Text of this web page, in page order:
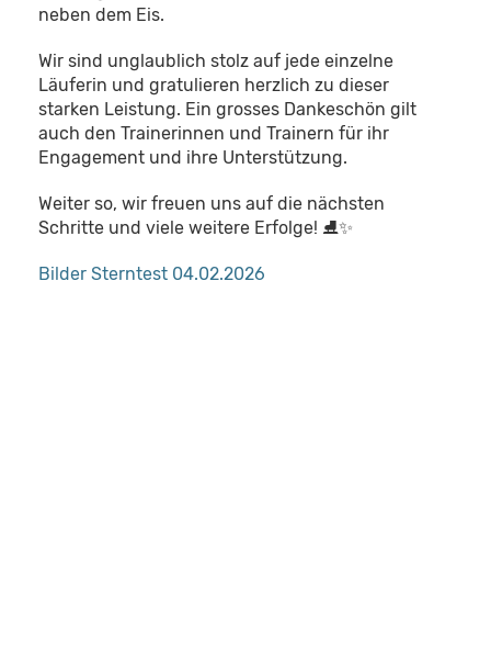
neben dem Eis.
Wir sind unglaublich stolz auf jede einzelne
Läuferin und gratulieren herzlich zu dieser
starken Leistung. Ein grosses Dankeschön gilt
auch den Trainerinnen und Trainern für ihr
Engagement und ihre Unterstützung.
Weiter so, wir freuen uns auf die nächsten
Schritte und viele weitere Erfolge! ⛸️✨
Bilder Sterntest 04.02.2026